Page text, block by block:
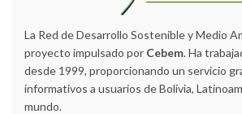
La Red de Desarrollo Sostenible y Medio
proyecto impulsado por Cebem. Ha
desde 1999, proporcionando un servicio
informativos a usuarios de Bolivia,
mundo.